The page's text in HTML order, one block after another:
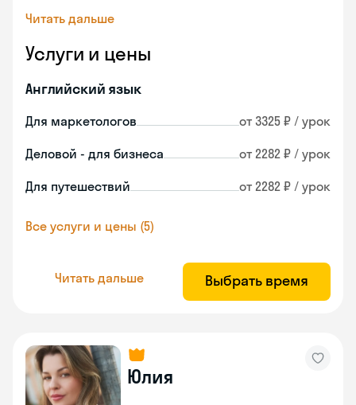
Читать дальше
Услуги и цены
Английский язык
Для маркетологов от 3325 ₽ / урок
Деловой - для бизнеса от 2282 ₽ / урок
Для путешествий от 2282 ₽ / урок
Все услуги и цены (5)
Читать дальше Выбрать время
Юлия